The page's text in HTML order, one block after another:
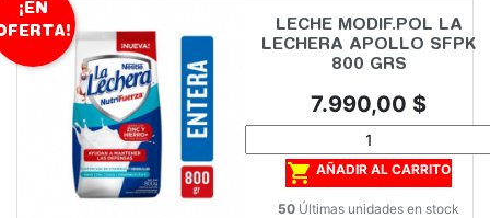
LECHE MODIF.POL LA
LECHERA APOLLO SFPK
800 GRS
Precio
7.990,00 $
 AÑADIR AL CARRITO
50 Últimas unidades en stock
¡EN